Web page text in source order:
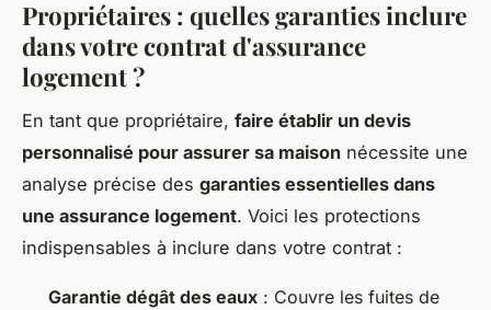
Propriétaires : quelles garanties inclure
dans votre contrat d'assurance
logement ?
En tant que propriétaire, faire établir un devis
personnalisé pour assurer sa maison nécessite une
analyse précise des garanties essentielles dans
une assurance logement. Voici les protections
indispensables à inclure dans votre contrat :
Garantie dégât des eaux : Couvre les fuites de